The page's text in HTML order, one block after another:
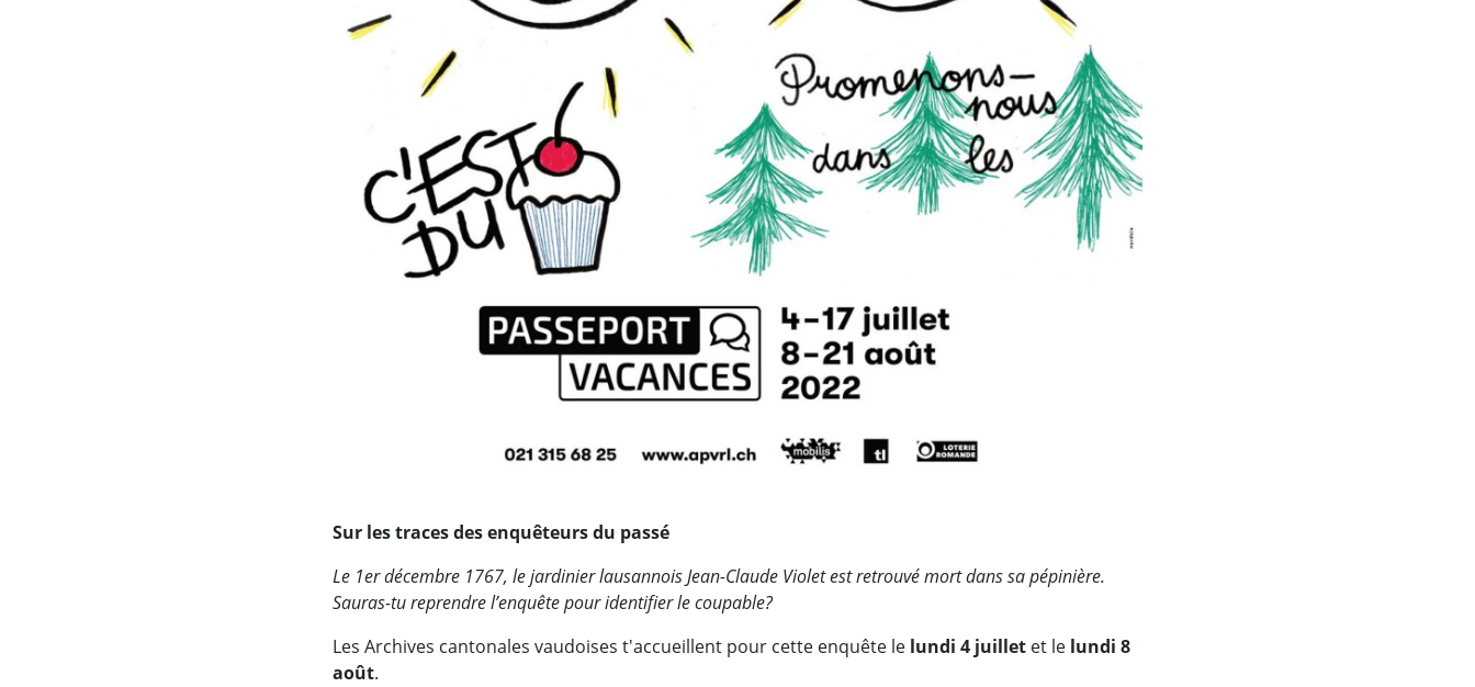
Sur les traces des enquêteurs du passé
Le 1er décembre 1767, le jardinier lausannois Jean-Claude Violet est retrouvé mort dans sa pépinière.
Sauras-tu reprendre l’enquête pour identifier le coupable?
Les Archives cantonales vaudoises t'accueillent pour cette enquête le lundi 4 juillet et le lundi 8
août.